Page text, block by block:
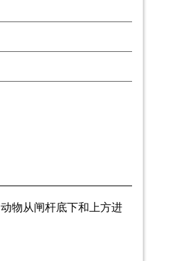
物从闸杆底下和上方进